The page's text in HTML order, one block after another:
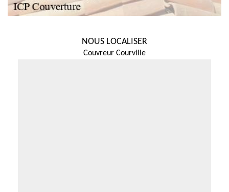
NOUS LOCALISER
Couvreur Courville